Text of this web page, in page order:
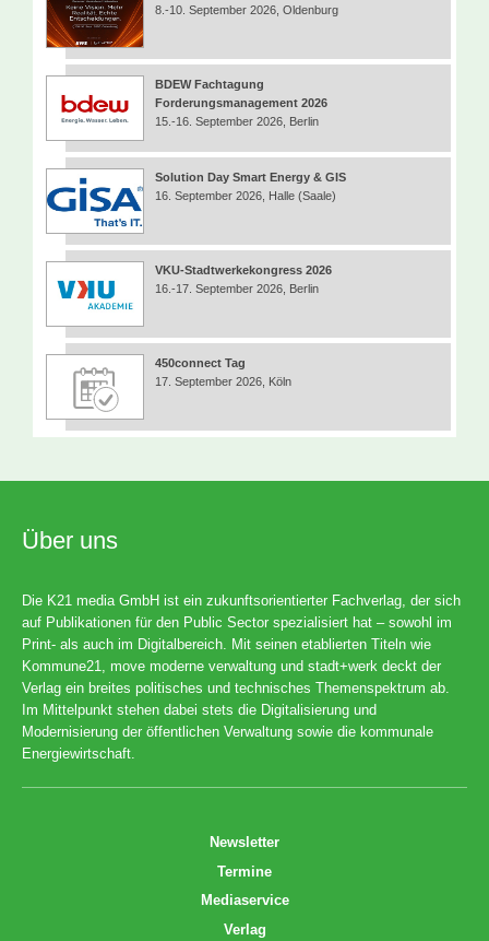
8.-10. September 2026, Oldenburg
BDEW Fachtagung
Forderungsmanagement 2026
15.-16. September 2026, Berlin
Solution Day Smart Energy & GIS
16. September 2026, Halle (Saale)
VKU-Stadtwerkekongress 2026
16.-17. September 2026, Berlin
450connect Tag
17. September 2026, Köln
Über uns
Die K21 media GmbH ist ein zukunftsorientierter Fachverlag, der sich
auf Publikationen für den Public Sector spezialisiert hat – sowohl im
Print- als auch im Digitalbereich. Mit seinen etablierten Titeln wie
Kommune21, move moderne verwaltung und stadt+werk deckt der
Verlag ein breites politisches und technisches Themenspektrum ab.
Im Mittelpunkt stehen dabei stets die Digitalisierung und
Modernisierung der öffentlichen Verwaltung sowie die kommunale
Energiewirtschaft.
Newsletter
Termine
Mediaservice
Verlag